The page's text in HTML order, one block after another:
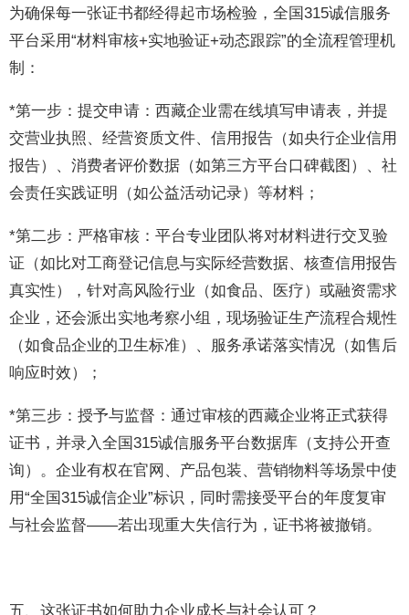
为确保每一张证书都经得起市场检验，全国315诚信服务
平台采用“材料审核+实地验证+动态跟踪”的全流程管理机
制：
*第一步：提交申请：西藏企业需在线填写申请表，并提
交营业执照、经营资质文件、信用报告（如央行企业信用
报告）、消费者评价数据（如第三方平台口碑截图）、社
会责任实践证明（如公益活动记录）等材料；
*第二步：严格审核：平台专业团队将对材料进行交叉验
证（如比对工商登记信息与实际经营数据、核查信用报告
真实性），针对高风险行业（如食品、医疗）或融资需求
企业，还会派出实地考察小组，现场验证生产流程合规性
（如食品企业的卫生标准）、服务承诺落实情况（如售后
响应时效）；
*第三步：授予与监督：通过审核的西藏企业将正式获得
证书，并录入全国315诚信服务平台数据库（支持公开查
询）。企业有权在官网、产品包装、营销物料等场景中使
用“全国315诚信企业”标识，同时需接受平台的年度复审
与社会监督——若出现重大失信行为，证书将被撤销。
五、这张证书如何助力企业成长与社会认可？